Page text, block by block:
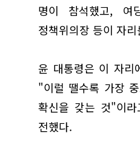
명이 참석했고, 여
정책위의장 등이 자
윤 대통령은 이 자리
"이럴 땔수록 가장
확신을 갖는 것"이
전했다.